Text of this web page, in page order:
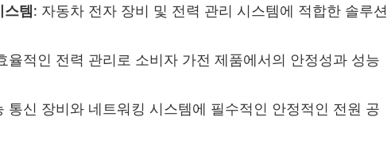
템: 자동차 전자 장비 및 전력 관리 시스템에 적합한 솔루션
율적인 전력 관리로 소비자 가전 제품에서의 안정성과 성능
통신 장비와 네트워킹 시스템에 필수적인 안정적인 전원 공